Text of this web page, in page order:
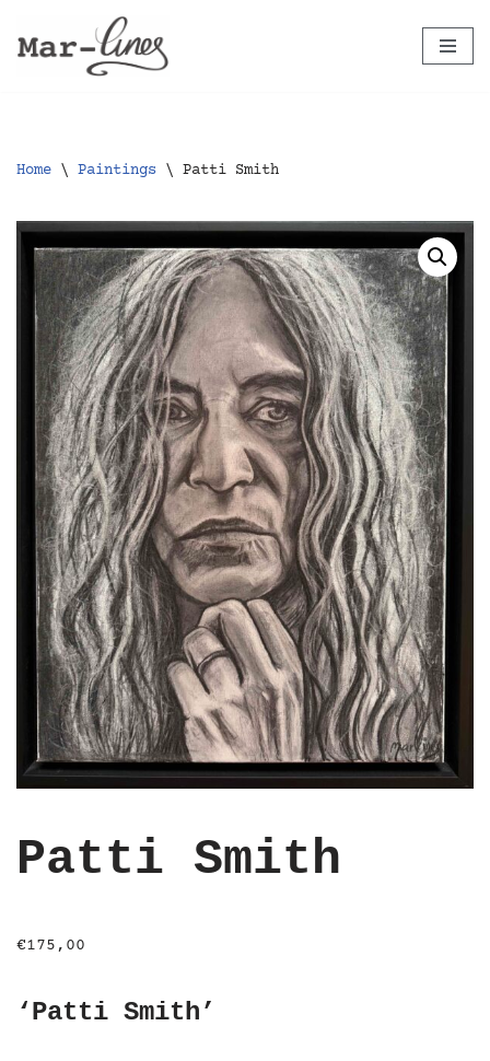
Ga
Home \ Paintings \ Patti Smith
Patti Smith
€175,00
‘Patti Smith’